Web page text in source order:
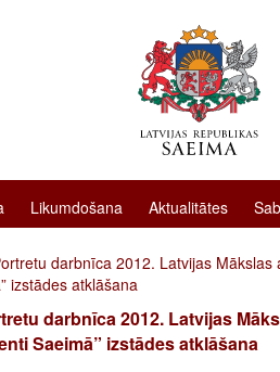
Likumdošana Aktualitātes
darbnīca 2012. Latvijas
izstādes atklāšana
darbnīca 2012. Latvijas
Saeimā” izstādes atklāšana